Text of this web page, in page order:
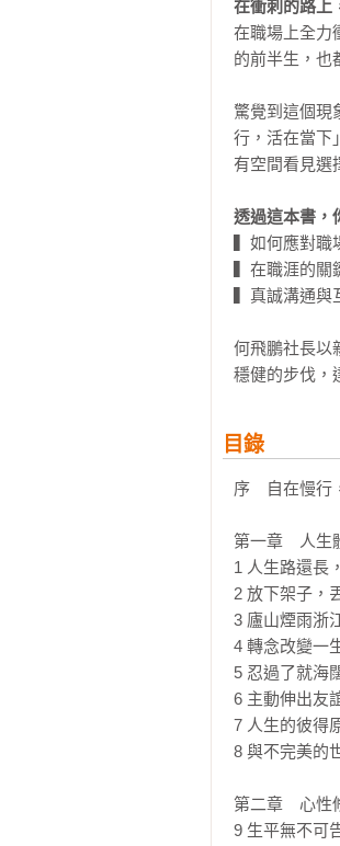
在衝刺的路上
在職場上全力
的前半生，也
驚覺到這個現
行，活在當下
有空間看見選
透過這本書，
▍如何應對職
▍在職涯的關
▍真誠溝通與
何飛鵬社長以
穩健的步伐，
目錄
序　自在慢行
第一章　人生
1 人生路還長
2 放下架子，
3 廬山煙雨浙
4 轉念改變一
5 忍過了就海
6 主動伸出友
7 人生的彼得
8 與不完美的
第二章　心性
9 生平無不可